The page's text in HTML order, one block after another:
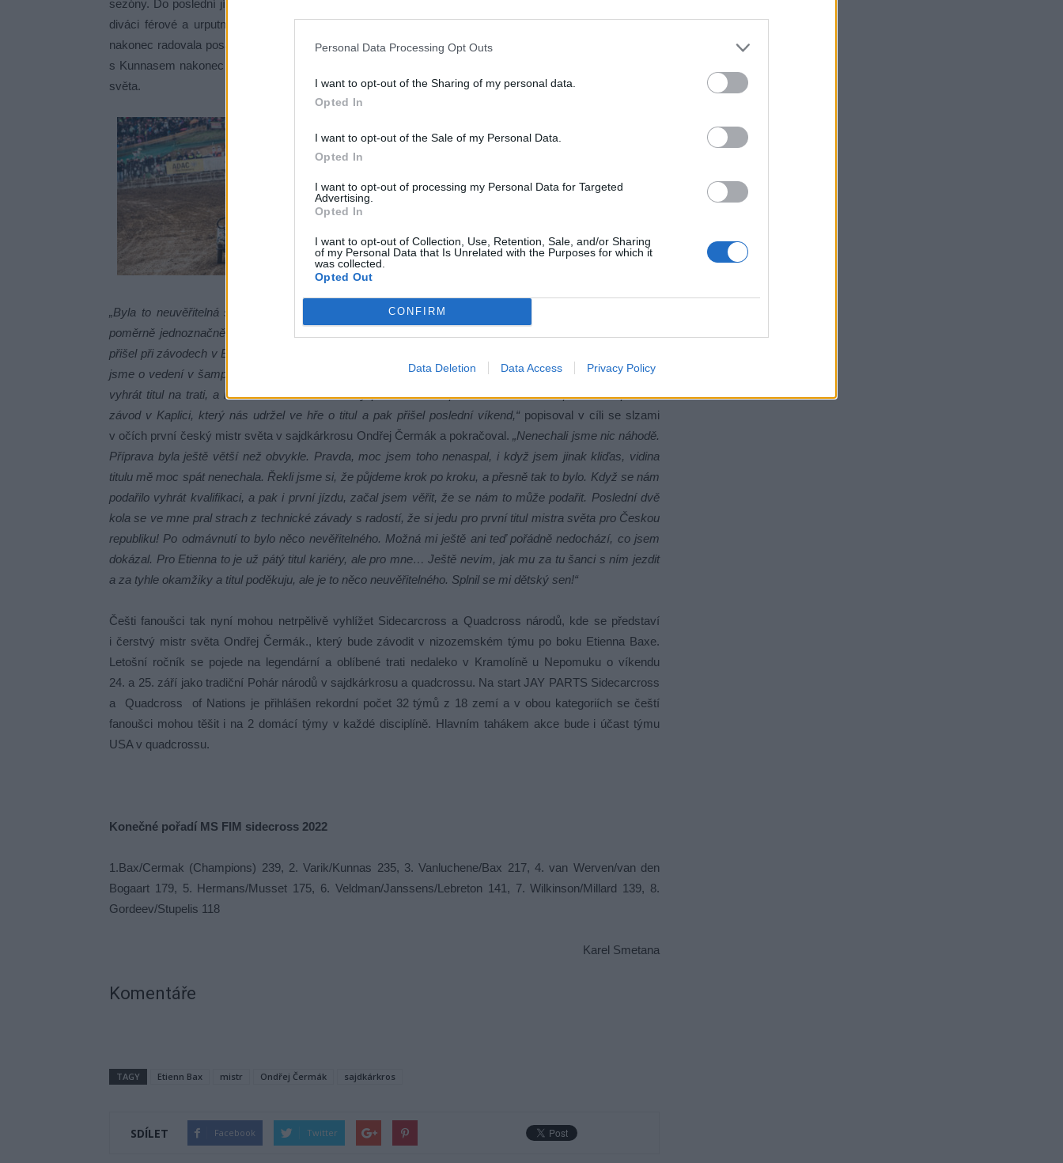
Personal Data Processing Opt Outs
I want to opt-out of the Sharing of my personal data.
Opted In
I want to opt-out of the Sale of my Personal Data.
Opted In
I want to opt-out of processing my Personal Data for Targeted
Advertising.
Opted In
I want to opt-out of Collection, Use, Retention, Sale, and/or Sharing
of my Personal Data that Is Unrelated with the Purposes for which it
was collected.
Opted Out
CONFIRM
Data Deletion Data Access Privacy Policy
sezóny. Do poslední jízdy dali všechny posádky doslova vše, a i přes obavy z rozmáčené trati, sledovali
diváci férové a urputné souboje o každý metr doslova od startu až do cíle. Z vítězství v této jízdě se
nakonec radovala posádka Vanluchene/Bax, druhou pozicí kontrolovali zisk titul Bax s Čermákem a Varik
s Kunnasem nakonec skončili na čtvrtém místě, což pro ně znamenalo se ztrátou 4 bodů titul vicemistrů
světa.
„Byla to neuvěřitelná sezóna! Splnil se mi dětský sen, a to jsem chtěl původně skončit… Začali jsme
poměrně jednoznačně, ale pak přišly menší technické problémy, a ne úplně vydařené závody. Zlom pak
přišel při závodech v Estonsku, po kterých jsme byli po sporné penalizaci opravdu psychicky dole, a přišli
jsme o vedení v šampionátu. Jenže, ono nás to nakonec nakoplo, a v týmu jsme si řekli, že my chceme
vyhrát titul na trati, a ne od zeleného stolu. Díky promotérovi a partnerům seriálu se podařilo uspořádat
závod v Kaplici, který nás udržel ve hře o titul a pak přišel poslední víkend,“ popisoval v cíli se slzami
v očích první český mistr světa v sajdkárkrosu Ondřej Čermák a pokračoval.„Nenechali jsme nic náhodě.
Příprava byla ještě větší než obvykle. Pravda, moc jsem toho nenaspal, i když jsem jinak kliďas, vidina
titulu mě moc spát nenechala. Řekli jsme si, že půjdeme krok po kroku, a přesně tak to bylo. Když se nám
podařilo vyhrát kvalifikaci, a pak i první jízdu, začal jsem věřit, že se nám to může podařit. Poslední dvě
kola se ve mne pral strach z technické závady s radostí, že si jedu pro první titul mistra světa pro Českou
republiku! Po odmávnutí to bylo něco nevěřitelného. Možná mi ještě ani teď pořádně nedochází, co jsem
dokázal. Pro Etienna to je už pátý titul kariéry, ale pro mne… Ještě nevím, jak mu za tu šanci s ním jezdit
a za tyhle okamžiky a titul poděkuju, ale je to něco neuvěřitelného. Splnil se mi dětský sen!“
Češti fanoušci tak nyní mohou netrpělivě vyhlížet Sidecarcross a Quadcross národů, kde se představí
i čerstvý mistr světa Ondřej Čermák., který bude závodit v nizozemském týmu po boku Etienna Baxe.
Letošní ročník se pojede na legendární a oblíbené trati nedaleko v Kramolíně u Nepomuku o víkendu
24. a 25. září jako tradiční Pohár národů v sajdkárkrosu a quadcrossu. Na start JAY PARTS Sidecarcross
a Quadcross of Nations je přihlášen rekordní počet 32 týmů z 18 zemí a v obou kategoriích se čeští
fanoušci mohou těšit i na 2 domácí týmy v každé disciplíně. Hlavním tahákem akce bude i účast týmu
USA v quadcrossu.
Konečné pořadí MS FIM sidecross 2022
1.Bax/Cermak (Champions) 239, 2. Varik/Kunnas 235, 3. Vanluchene/Bax 217, 4. van Werven/van den
Bogaart 179, 5. Hermans/Musset 175, 6. Veldman/Janssens/Lebreton 141, 7. Wilkinson/Millard 139, 8.
Gordeev/Stupelis 118
Karel Smetana
Komentáře
TAGY Etienn Bax mistr Ondřej Čermák sajdkárkros
SDÍLET Facebook Twitter